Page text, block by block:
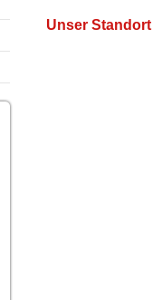
Unser Standort